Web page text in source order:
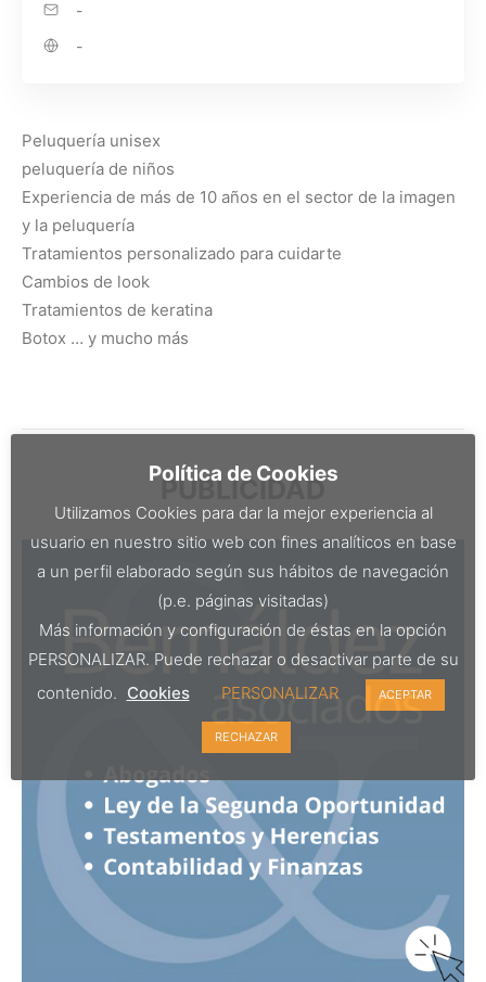
-
-
Peluquería unisex
peluquería de niños
Experiencia de más de 10 años en el sector de la imagen
y la peluquería
Tratamientos personalizado para cuidarte
Cambios de look
Tratamientos de keratina
Botox … y mucho más
PUBLICIDAD
Política de Cookies
Utilizamos Cookies para dar la mejor experiencia al
usuario en nuestro sitio web con fines analíticos en base
a un perfil elaborado según sus hábitos de navegación
(p.e. páginas visitadas)
Más información y configuración de éstas en la opción
PERSONALIZAR. Puede rechazar o desactivar parte de su
contenido. Cookies PERSONALIZAR ACEPTAR
RECHAZAR